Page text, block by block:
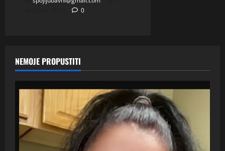
0
NEMOJE PROPUSTITI